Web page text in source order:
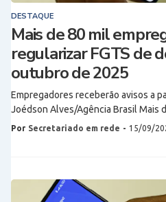
DESTAQUE
Mais de 80 mil
regularizar FGTS de
outubro de 2025
Empregadores receberão avisos a
Joédson Alves/Agência Brasil Mais
Por Secretariado em rede - 15/09/